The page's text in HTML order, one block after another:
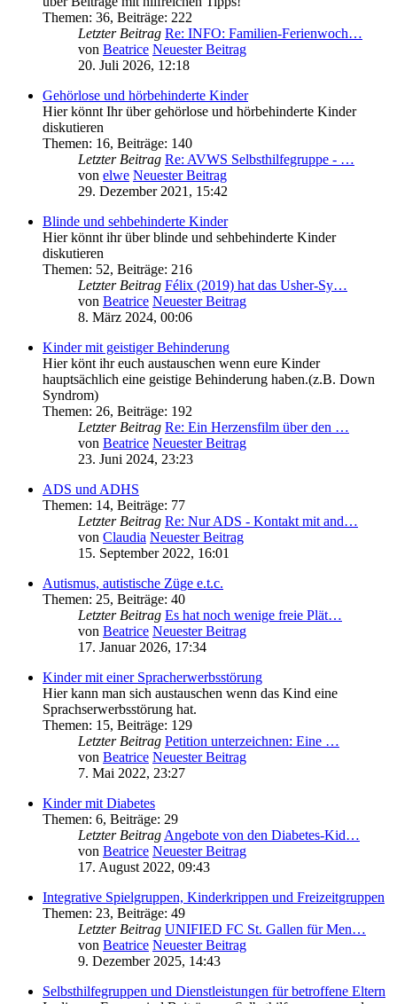
Themen: 36, Beiträge: 222
Letzter Beitrag Re: INFO: Familien-Ferienwoch…
von Beatrice Neuester Beitrag
20. Juli 2026, 12:18
Gehörlose und hörbehinderte Kinder
Hier könnt Ihr über gehörlose und hörbehinderte Kinder
diskutieren
Themen: 16, Beiträge: 140
Letzter Beitrag Re: AVWS Selbsthilfegruppe - …
von elwe Neuester Beitrag
29. Dezember 2021, 15:42
Blinde und sehbehinderte Kinder
Hier könnt ihr über blinde und sehbehinderte Kinder
diskutieren
Themen: 52, Beiträge: 216
Letzter Beitrag Félix (2019) hat das Usher-Sy…
von Beatrice Neuester Beitrag
8. März 2024, 00:06
Kinder mit geistiger Behinderung
Hier könt ihr euch austauschen wenn eure Kinder
hauptsächlich eine geistige Behinderung haben.(z.B. Down
Syndrom)
Themen: 26, Beiträge: 192
Letzter Beitrag Re: Ein Herzensfilm über den …
von Beatrice Neuester Beitrag
23. Juni 2024, 23:23
ADS und ADHS
Themen: 14, Beiträge: 77
Letzter Beitrag Re: Nur ADS - Kontakt mit and…
von Claudia Neuester Beitrag
15. September 2022, 16:01
Autismus, autistische Züge e.t.c.
Themen: 25, Beiträge: 40
Letzter Beitrag Es hat noch wenige freie Plät…
von Beatrice Neuester Beitrag
17. Januar 2026, 17:34
Kinder mit einer Spracherwerbsstörung
Hier kann man sich austauschen wenn das Kind eine
Sprachserwerbsstörung hat.
Themen: 15, Beiträge: 129
Letzter Beitrag Petition unterzeichnen: Eine …
von Beatrice Neuester Beitrag
7. Mai 2022, 23:27
Kinder mit Diabetes
Themen: 6, Beiträge: 29
Letzter Beitrag Angebote von den Diabetes-Kid…
von Beatrice Neuester Beitrag
17. August 2022, 09:43
Integrative Spielgruppen, Kinderkrippen und Freizeitgruppen
Themen: 23, Beiträge: 49
Letzter Beitrag UNIFIED FC St. Gallen für Men…
von Beatrice Neuester Beitrag
9. Dezember 2025, 14:43
Selbsthilfegruppen und Dienstleistungen für betroffene Eltern